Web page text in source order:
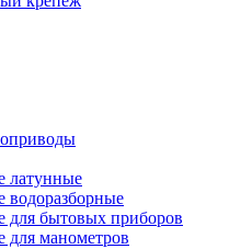
латунные
водоразборные
для бытовых приборов
манометров